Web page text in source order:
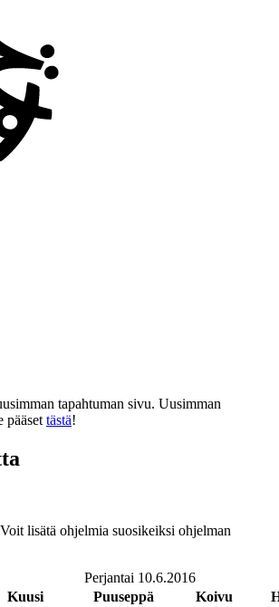
tapahtuman sivu. Uusimman
pääset tästä!
lisätä ohjelmia suosikeiksi ohjelman
Perjantai 10.6.2016
Kuusi Puuseppä Koivu